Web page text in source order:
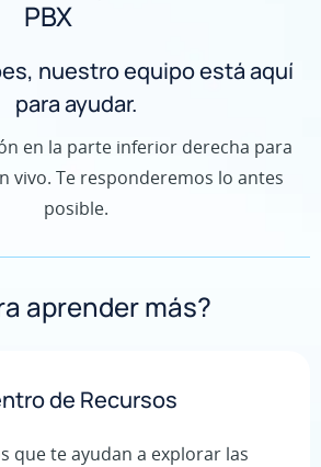
PBX
nuestro equipo está aquí
para ayudar.
en la parte inferior derecha para
vivo. Te responderemos lo antes
posible.
aprender más?
de Recursos
que te ayudan a explorar las